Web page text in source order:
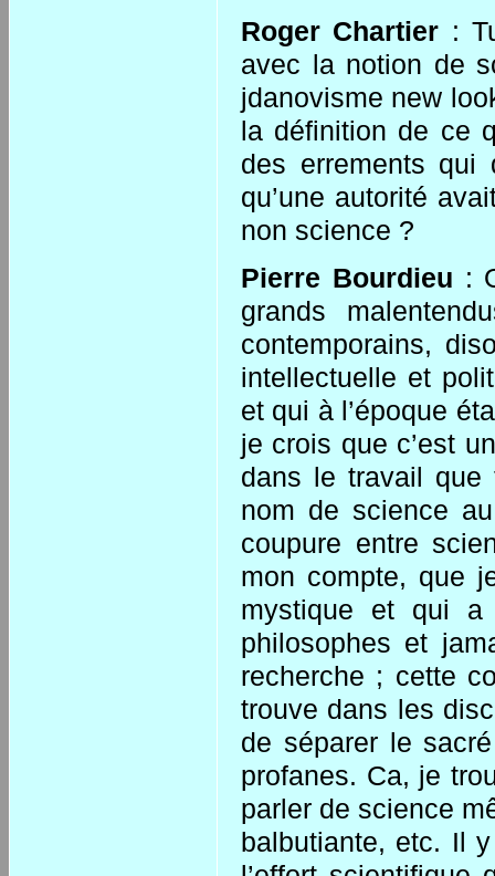
Roger Chartier :
avec la notion de
jdanovisme new
la définition de ce
des errements qui
qu’une autorité
non science ?
Pierre Bourdieu :
grands
contemporains,
intellectuelle et
et qui à l’époque
je crois que c’est
dans le travail
nom de science
coupure entre
mon compte, que
mystique et qui a
philosophes et
recherche ; cette
trouve dans les
de séparer le
profanes. Ca, je
parler de science
balbutiante, etc. Il